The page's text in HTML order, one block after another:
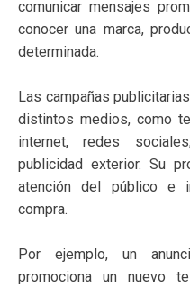
comunicar mensajes
conocer una marca,
determinada.
Las campañas
distintos medios, como
internet, redes
publicidad exterior. Su
atención del público e
compra.
Por ejemplo, un
promociona un nuevo